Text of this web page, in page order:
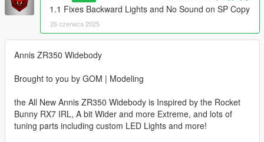
1.1 Fixes Backward Lights and No Sound on SP Copy
26 czerwca 2025
Annis ZR350 Widebody
Brought to you by GOM | Modeling
the All New Annis ZR350 Widebody is Inspired by the Rocket
Bunny RX7 IRL, A bit Wider and more Extreme, and lots of
tuning parts including custom LED Lights and more!